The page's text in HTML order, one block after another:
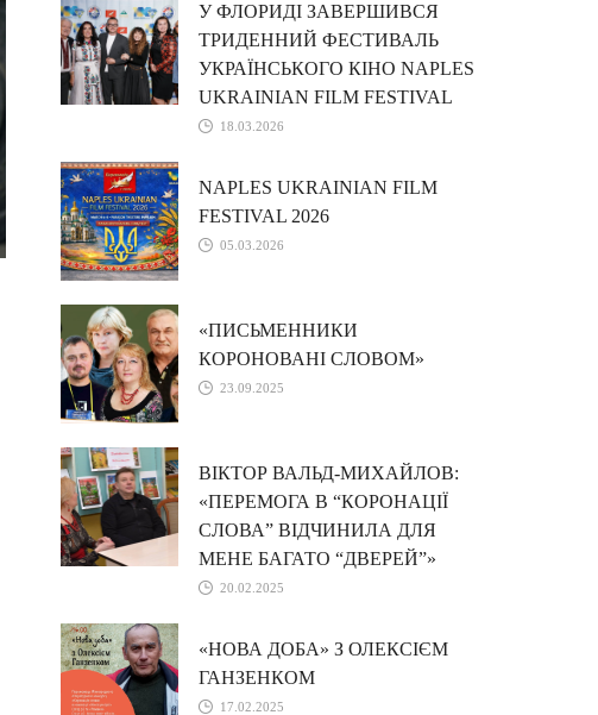
У ФЛОРИДІ ЗАВЕРШИВСЯ
ТРИДЕННИЙ ФЕСТИВАЛЬ
УКРАЇНСЬКОГО КІНО NAPLES
UKRAINIAN FILM FESTIVAL
18.03.2026
NAPLES UKRAINIAN FILM
FESTIVAL 2026
05.03.2026
«ПИСЬМЕННИКИ
КОРОНОВАНІ СЛОВОМ»
23.09.2025
ВІКТОР ВАЛЬД-МИХАЙЛОВ:
«ПЕРЕМОГА В “КОРОНАЦІЇ
СЛОВА” ВІДЧИНИЛА ДЛЯ
МЕНЕ БАГАТО “ДВЕРЕЙ”»
20.02.2025
«НОВА ДОБА» З ОЛЕКСІЄМ
ГАНЗЕНКОМ
17.02.2025